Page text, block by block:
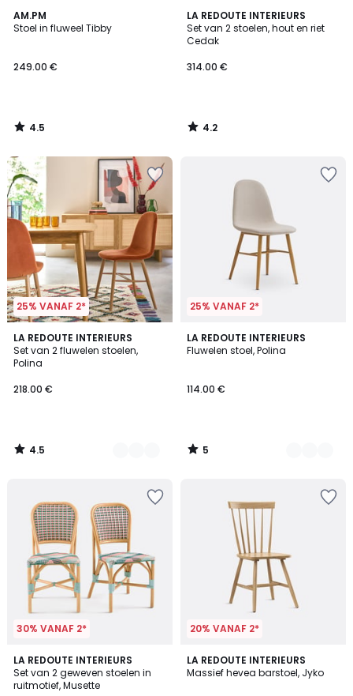
AM.PM
Stoel in fluweel Tibby
249.00 €
4.5
/ 5
4.5
/
LA REDOUTE INTERIEURS
Set van 2 stoelen, hout en riet
Cedak
314.00 €
4.2
/ 5
4.2
/
25% VANAF 2*
LA REDOUTE INTERIEURS
Set van 2 fluwelen stoelen,
Polina
218.00 €
4.5
/ 5
3
Kleuren
4.5
/
25% VANAF 2*
LA REDOUTE INTERIEURS
Fluwelen stoel, Polina
114.00 €
5
/
3
Kleuren
5
/
30% VANAF 2*
LA REDOUTE INTERIEURS
Set van 2 geweven stoelen in
ruitmotief, Musette
5
/
5
20% VANAF 2*
LA REDOUTE INTERIEURS
Massief hevea barstoel, Jyko
3
Kleuren